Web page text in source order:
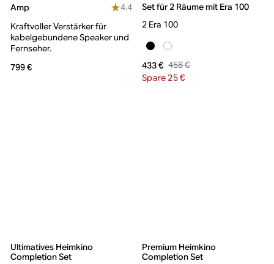
Amp
4.4
Kraftvoller Verstärker für
kabelgebundene Speaker und
Fernseher.
799 €
Set für 2 Räume mit Era 100
2 Era 100
433 € 458 €
Spare 25 €
Ultimatives Heimkino
Completion Set
Premium Heimkino
Completion Set